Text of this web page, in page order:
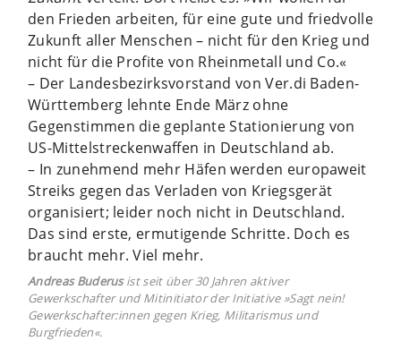
den Frieden arbeiten, für eine gute und friedvolle
Zukunft aller Menschen – nicht für den Krieg und
nicht für die Profite von Rheinmetall und Co.«
– Der Landesbezirksvorstand von Ver.di Baden-
Württemberg lehnte Ende März ohne
Gegenstimmen die geplante Stationierung von
US-Mittelstreckenwaffen in Deutschland ab.
– In zunehmend mehr Häfen werden europaweit
Streiks gegen das Verladen von Kriegsgerät
organisiert; leider noch nicht in Deutschland.
Das sind erste, ermutigende Schritte. Doch es
braucht mehr. Viel mehr.
Andreas Buderusist seit über 30 Jahren aktiver
Gewerkschafter und Mitinitiator der Initiative »Sagt nein!
Gewerkschafter:innen gegen Krieg, Militarismus und
Burgfrieden«.